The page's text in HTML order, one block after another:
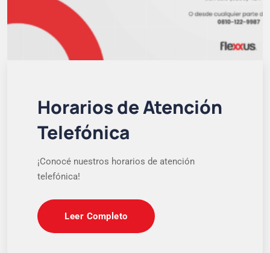
Horarios de Atención
Telefónica
¡Conocé nuestros horarios de atención
telefónica!
Leer Completo